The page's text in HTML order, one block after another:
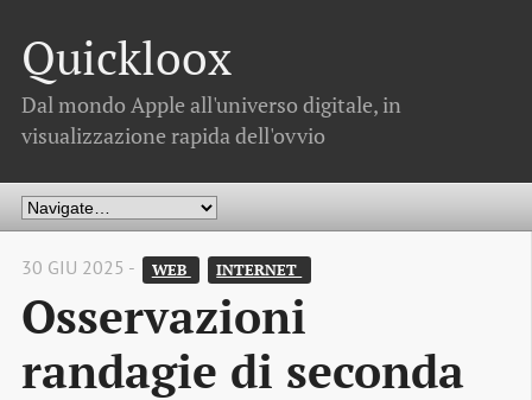
Quickloox
Dal mondo Apple all'universo digitale, in
visualizzazione rapida dell'ovvio
30 GIU 2025 - WEB INTERNET
Osservazioni
randagie di seconda